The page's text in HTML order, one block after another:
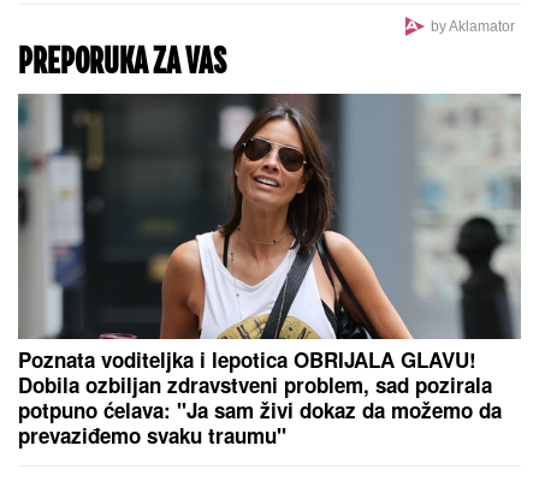
by Aklamator
PREPORUKA ZA VAS
Poznata voditeljka i lepotica OBRIJALA GLAVU!
Dobila ozbiljan zdravstveni problem, sad pozirala
potpuno ćelava: "Ja sam živi dokaz da možemo da
prevaziđemo svaku traumu"